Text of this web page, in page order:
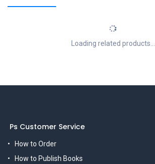
Loading related products...
Ps Customer Service
How to Order
How to Publish Books